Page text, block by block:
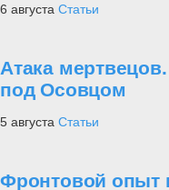
6 августа Статьи
Атака
под Осовцом
5 августа Статьи
Фронтовой опыт